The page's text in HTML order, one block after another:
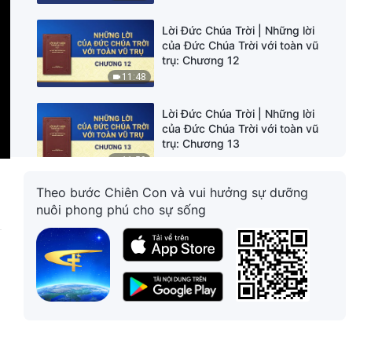
11:48
Lời Đức Chúa Trời | Những lời
của Đức Chúa Trời với toàn vũ
trụ: Chương 12
11:59
Lời Đức Chúa Trời | Những lời
của Đức Chúa Trời với toàn vũ
trụ: Chương 13
11:39
Lời Đức Chúa Trời | Những lời
của Đức Chúa Trời với toàn vũ
trụ: Chương 14
Lời Đức Chúa Trời | Những lời
của Đức Chúa Trời với toàn vũ
Theo bước Chiên Con và vui hưởng sự dưỡng
nuôi phong phú cho sự sống